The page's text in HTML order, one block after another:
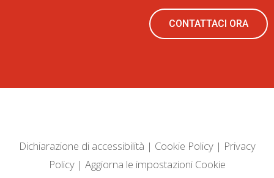
CONTATTACI ORA
Dichiarazione di accessibilità | Cookie Policy| Privacy
Policy| Aggiorna le impostazioni Cookie